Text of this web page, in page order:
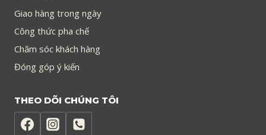
Giao hàng trong ngày
Công thức pha chế
Chăm sóc khách hàng
Đóng góp ý kiến
THEO DÕI CHÚNG TÔI